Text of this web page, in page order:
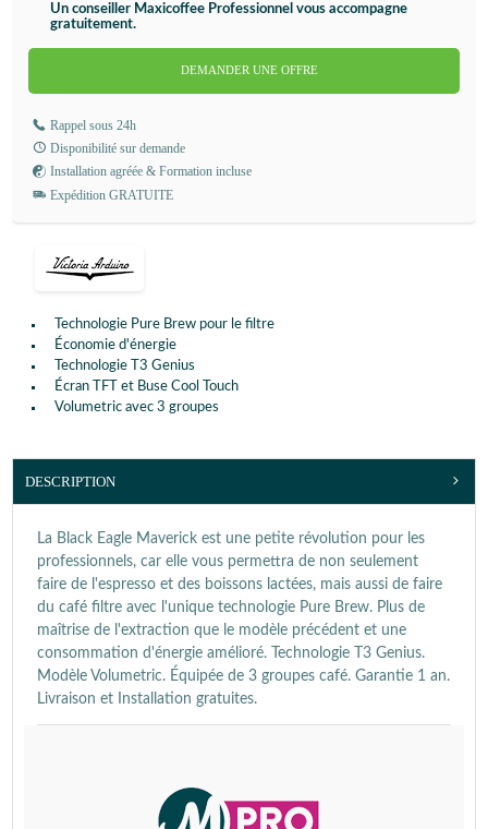
Technologie Pure Brew pour le filtre
Économie d'énergie
Technologie T3 Genius
Écran TFT et Buse Cool Touch
Volumetric avec 3 groupes
Un conseiller Maxicoffee Professionnel vous accompagne
gratuitement.
DEMANDER UNE OFFRE
Rappel sous 24h
Disponibilité sur demande
Installation agréée & Formation incluse
Expédition GRATUITE
DESCRIPTION
La Black Eagle Maverick est une petite révolution pour les
professionnels, car elle vous permettra de non seulement
faire de l'espresso et des boissons lactées, mais aussi de faire
du café filtre avec l'unique technologie Pure Brew. Plus de
maîtrise de l'extraction que le modèle précédent et une
consommation d'énergie amélioré. Technologie T3 Genius.
Modèle Volumetric. Équipée de 3 groupes café. Garantie 1 an.
Livraison et Installation gratuites.